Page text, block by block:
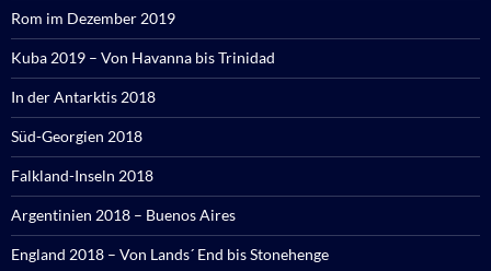
Rom im Dezember 2019
Kuba 2019 – Von Havanna bis Trinidad
In der Antarktis 2018
Süd-Georgien 2018
Falkland-Inseln 2018
Argentinien 2018 – Buenos Aires
England 2018 – Von Lands´ End bis Stonehenge